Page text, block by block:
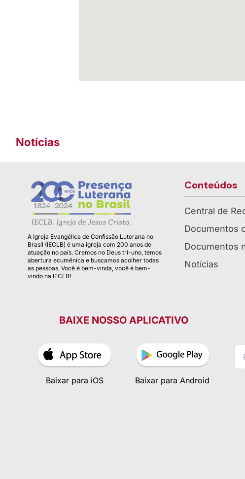
Notícias
A Igreja Evangélica de Confissão Luterana no
Brasil (IECLB) é uma igreja com 200 anos de
atuação no país. Cremos no Deus tri-uno, temos
abertura ecumênica e buscamos acolher todas
as pessoas. Você é bem-vinda, você é bem-
vindo na IECLB!
Conteúdos
Central de
Documentos
Documentos
Notícias
BAIXE NOSSO APLICATIVO
Baixar para iOS Baixar para Android